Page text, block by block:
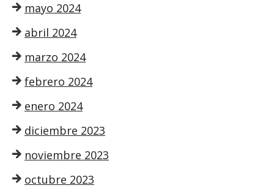
mayo 2024
abril 2024
marzo 2024
febrero 2024
enero 2024
diciembre 2023
noviembre 2023
octubre 2023